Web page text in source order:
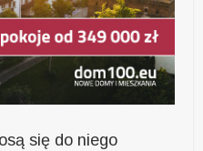
się do niego